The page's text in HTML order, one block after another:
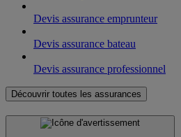
Devis assurance emprunteur
Devis assurance bateau
Devis assurance professionnel
Découvrir toutes les assurances